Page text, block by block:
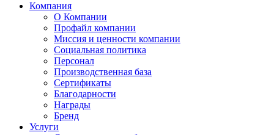
Компания
О Компании
Профайл компании
Миссия и ценности компании
Социальная политика
Персонал
Производственная база
Сертификаты
Благодарности
Награды
Бренд
Услуги